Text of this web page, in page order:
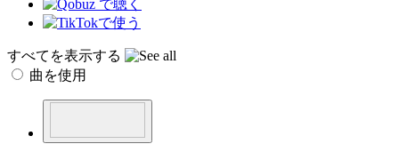
すべてを表示する
曲を使用